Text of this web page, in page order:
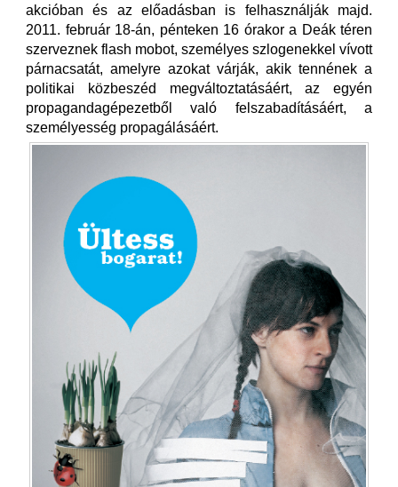
akcióban és az előadásban is felhasználják majd.
2011. február 18-án, pénteken 16 órakor a Deák téren
szerveznek flash mobot, személyes szlogenekkel vívott
párnacsatát, amelyre azokat várják, akik tennének a
politikai közbeszéd megváltoztatásáért, az egyén
propagandagépezetből való felszabadításáért, a
személyesség propagálásáért.